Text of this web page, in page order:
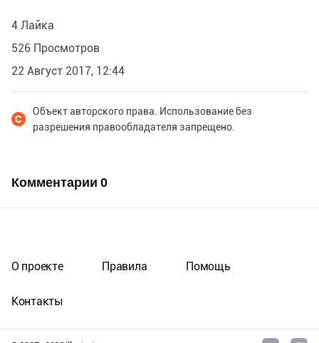
4 Лайка
526 Просмотров
22 Август 2017, 12:44
Объект авторского права. Использование без
разрешения правообладателя запрещено.
Комментарии 0
О проекте Правила Помощь
Контакты